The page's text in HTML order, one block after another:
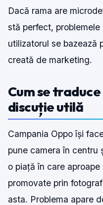
Dacă rama are
stă perfect,
utilizatorul se bazează
creată de marketing.
Cum se
discuție utilă
Campania Oppo își
pune camera în centru
o piață în care
promovate prin
asta. Problema apare